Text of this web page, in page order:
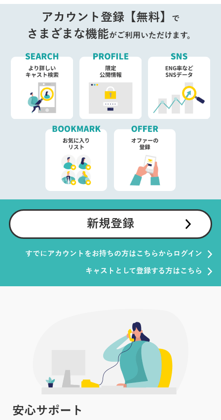
アカウント登録【無料】 で
さまざまな機能がご利用いただけます。
新規登録
すでにアカウントをお持ちの方はこちらからログイン
キャストとして登録する方はこちら
安心サポート